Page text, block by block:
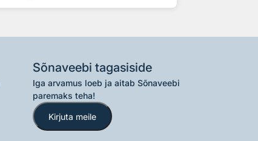
Sõnaveebi tagasiside
Iga arvamus loeb ja aitab Sõnaveebi
paremaks teha!
Kirjuta meile